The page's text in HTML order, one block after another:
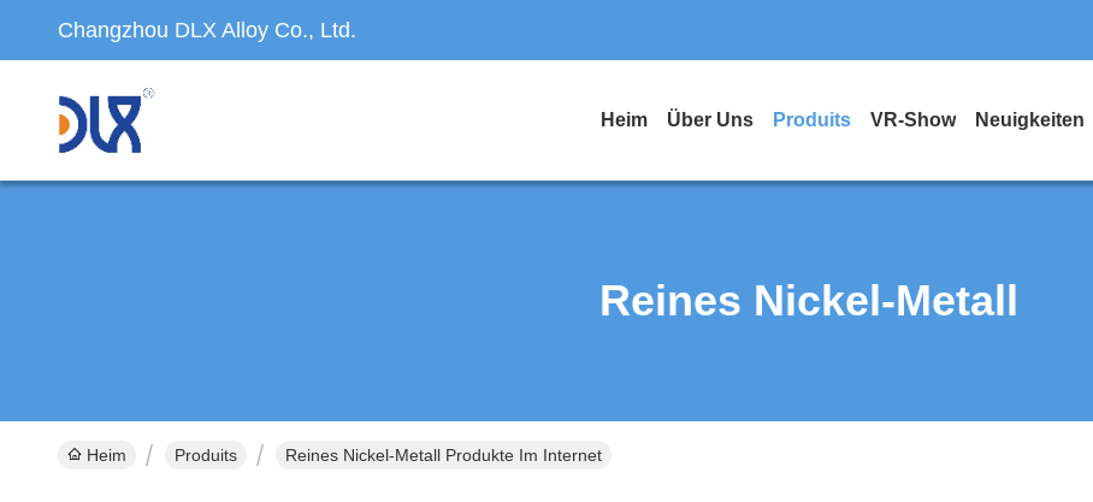
Changzhou DLX Alloy Co., Ltd.
Heim Über Uns Produits VR-Show Neuigkeiten
Reines Nickel-Metall
Heim Produits Reines Nickel-Metall Produkte Im Internet